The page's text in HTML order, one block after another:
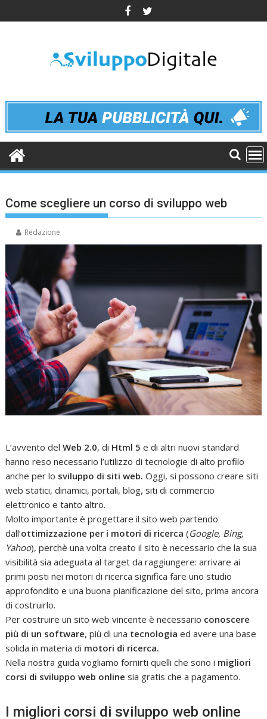
to
Come scegliere un corso di sviluppo web
Redazione
L’avvento delWeb 2.0, di Html 5 e di altri nuovi standard
hanno reso necessario l’utilizzo di tecnologie di alto profilo
anche per lo sviluppo di siti web.Oggi, si possono creare siti
web statici, dinamici, portali, blog, siti di commercio
elettronico e tanto altro.
Molto importante è progettare il sito web partendo
dall’ottimizzazione per i motori di ricerca (Google, Bing,
Yahoo), perchè una volta creato il sito è necessario che la sua
visibilità sia adeguata al target da raggiungere: arrivare ai
primi posti nei motori di ricerca significa fare uno studio
approfondito e una buona pianificazione del sito, prima ancora
di costruirlo.
Per costruire un sito web vincente è necessario conoscere
più di un software, più di una tecnologia ed avere una base
solida in materia di motori di ricerca.
Nella nostra guida vogliamo fornirti quelli che sono i migliori
corsi di sviluppo web online sia gratis che a pagamento.
I migliori corsi di sviluppo web online